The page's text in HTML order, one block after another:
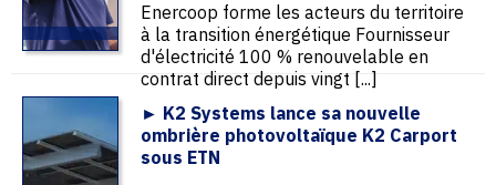
Enercoop forme les acteurs du territoire
à la transition énergétique Fournisseur
d'électricité 100 % renouvelable en
contrat direct depuis vingt [...]
► K2 Systems lance sa nouvelle
ombrière photovoltaïque K2 Carport
sous ETN